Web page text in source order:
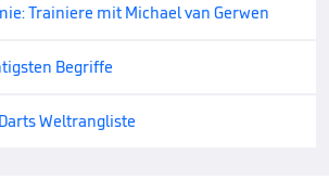
Trainiere mit Michael van Gerwen
Begriffe
Weltrangliste